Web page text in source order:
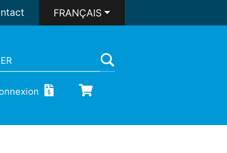
FRANÇAIS